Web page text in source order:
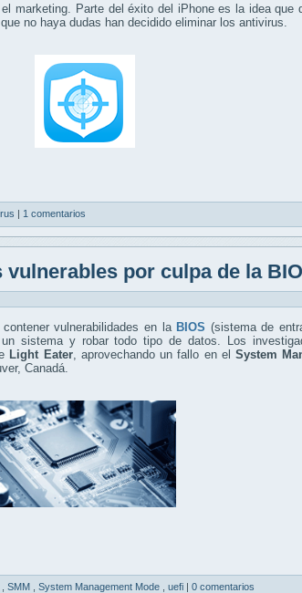
marketing. Parte del éxito del iPhone es la idea que
no haya dudas han decidido eliminar los antivirus.
| 1 comentarios
por culpa de la
vulnerabilidades en la BIOS (sistema de
sistema y robar todo tipo de datos. Los
Light Eater, aprovechando un fallo en elSystem
Canadá.
SMM System Management Mode uefi | 0 comentarios